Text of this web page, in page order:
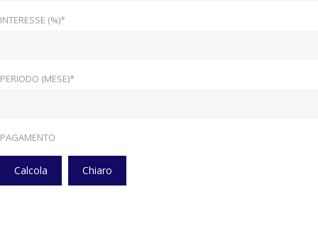
INTERESSE (%)*
PERIODO (MESE)*
PAGAMENTO
Calcola Chiaro